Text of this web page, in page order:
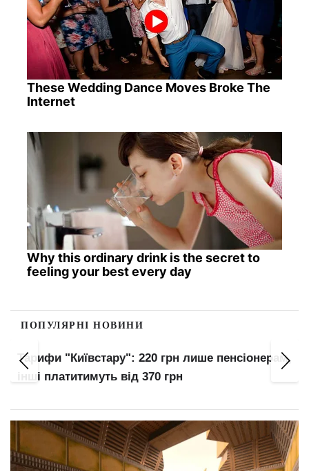
These Wedding Dance Moves Broke The
Internet
Why this ordinary drink is the secret to
feeling your best every day
ПОПУЛЯРНІ НОВИНИ
Тарифи "Київстару": 220 грн лише пенсіонерам,
інші платитимуть від 370 грн